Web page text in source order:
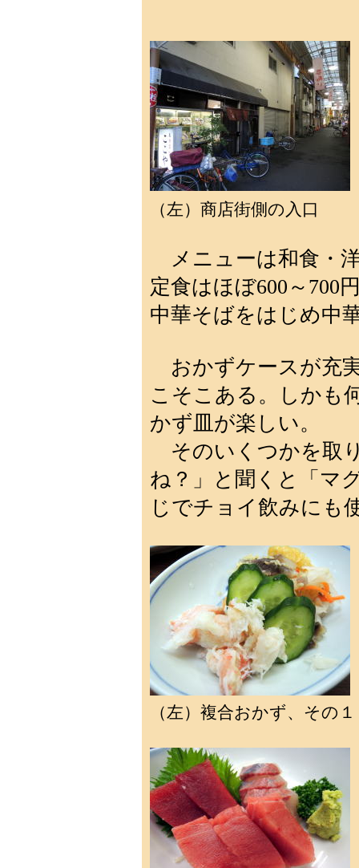
（左）商店街側の入口
メニューは和食・
定食はほぼ600～700
中華そばをはじめ中
おかずケースが充
こそこある。しかも
かず皿が楽しい。
そのいくつかを取
ね？」と聞くと「マ
じでチョイ飲みにも
（左）複合おかず、そ